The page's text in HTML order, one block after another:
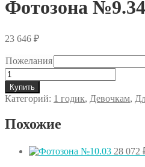
Фотозона №9.34
23 646 ₽
Пожелания
Количество
товара
Фотозона
№9.34
Купить
Категорий: 1 годик, Девочкам,
Похожие
28 072